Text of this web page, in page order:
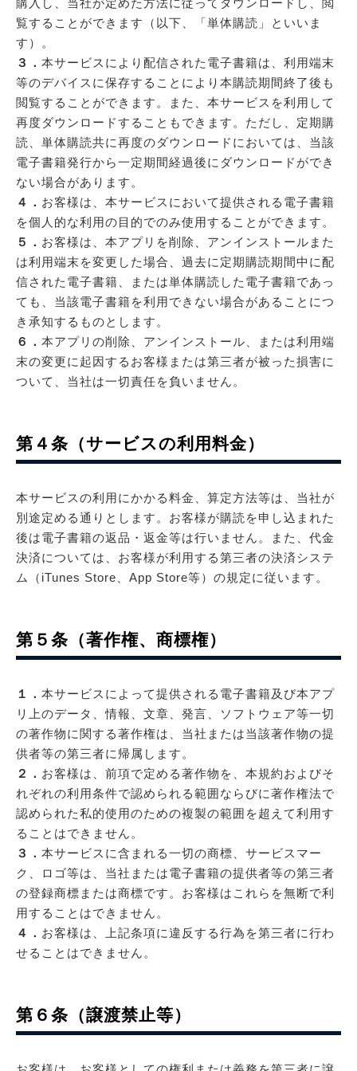
購入し、当社が定めた方法に従ってダウンロードし、閲
覧することができます（以下、「単体購読」といいま
す）。
３． 本サービスにより配信された電子書籍は、利用端末
等のデバイスに保存することにより本購読期間終了後も
閲覧することができます。また、本サービスを利用して
再度ダウンロードすることもできます。ただし、定期購
読、単体購読共に再度のダウンロードにおいては、当該
電子書籍発行から一定期間経過後にダウンロードができ
ない場合があります。
４． お客様は、本サービスにおいて提供される電子書籍
を個人的な利用の目的でのみ使用することができます。
５． お客様は、本アプリを削除、アンインストールまた
は利用端末を変更した場合、過去に定期購読期間中に配
信された電子書籍、または単体購読した電子書籍であっ
ても、当該電子書籍を利用できない場合があることにつ
き承知するものとします。
６． 本アプリの削除、アンインストール、または利用端
末の変更に起因するお客様または第三者が被った損害に
ついて、当社は一切責任を負いません。
第４条（サービスの利用料金）
本サービスの利用にかかる料金、算定方法等は、当社が
別途定める通りとします。お客様が購読を申し込まれた
後は電子書籍の返品・返金等は行いません。また、代金
決済については、お客様が利用する第三者の決済システ
ム（iTunes Store、App Store等）の規定に従います。
第５条（著作権、商標権）
１． 本サービスによって提供される電子書籍及び本アプ
リ上のデータ、情報、文章、発言、ソフトウェア等一切
の著作物に関する著作権は、当社または当該著作物の提
供者等の第三者に帰属します。
２． お客様は、前項で定める著作物を、本規約およびそ
れぞれの利用条件で認められる範囲ならびに著作権法で
認められた私的使用のための複製の範囲を超えて利用す
ることはできません。
３． 本サービスに含まれる一切の商標、サービスマー
ク、ロゴ等は、当社または電子書籍の提供者等の第三者
の登録商標または商標です。お客様はこれらを無断で利
用することはできません。
４． お客様は、上記条項に違反する行為を第三者に行わ
せることはできません。
第６条（譲渡禁止等）